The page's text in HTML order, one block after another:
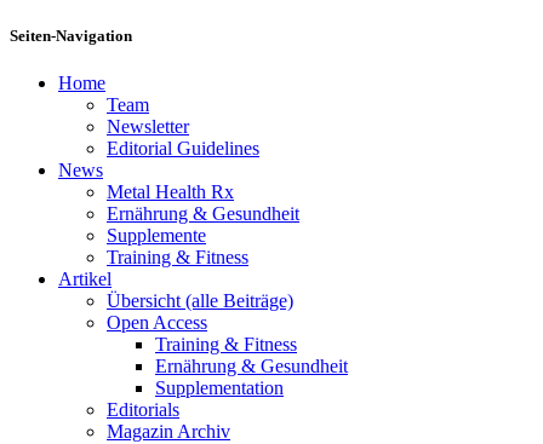
Seiten-Navigation
Home
Team
Newsletter
Editorial Guidelines
News
Metal Health Rx
Ernährung & Gesundheit
Supplemente
Training & Fitness
Artikel
Übersicht (alle Beiträge)
Open Access
Training & Fitness
Ernährung & Gesundheit
Supplementation
Editorials
Magazin Archiv